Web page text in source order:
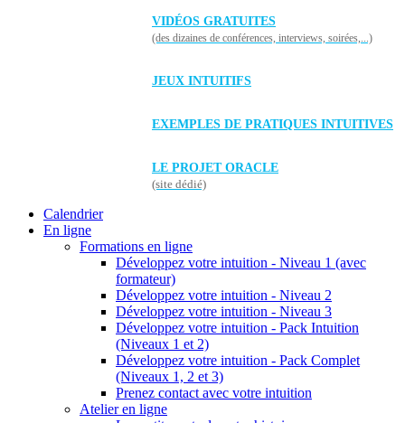
VIDÉOS GRATUITES
(des dizaines de conférences, interviews, soirées,...)
JEUX INTUITIFS
EXEMPLES DE PRATIQUES INTUITIVES
LE PROJET ORACLE
(site dédié)
Calendrier
En ligne
Formations en ligne
Développez votre intuition - Niveau 1 (avec
formateur)
Développez votre intuition - Niveau 2
Développez votre intuition - Niveau 3
Développez votre intuition - Pack Intuition
(Niveaux 1 et 2)
Développez votre intuition - Pack Complet
(Niveaux 1, 2 et 3)
Prenez contact avec votre intuition
Atelier en ligne